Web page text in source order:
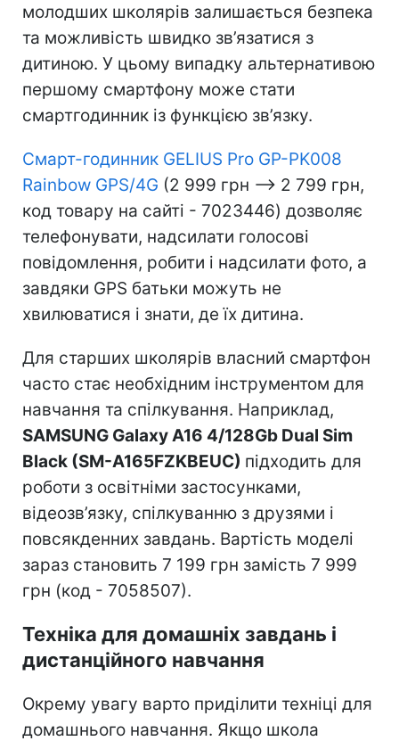
молодших школярів залишається безпека
та можливість швидко зв’язатися з
дитиною. У цьому випадку альтернативою
першому смартфону може стати
смартгодинник із функцією зв’язку.
Смарт-годинник GELIUS Pro GP-PK008
Rainbow GPS/4G (2 999 грн –> 2 799 грн,
код товару на сайті - 7023446) дозволяє
телефонувати, надсилати голосові
повідомлення, робити і надсилати фото, а
завдяки GPS батьки можуть не
хвилюватися і знати, де їх дитина.
Для старших школярів власний смартфон
часто стає необхідним інструментом для
навчання та спілкування. Наприклад,
SAMSUNG Galaxy A16 4/128Gb Dual Sim
Black (SM-A165FZKBEUC) підходить для
роботи з освітніми застосунками,
відеозв’язку, спілкуванню з друзями і
повсякденних завдань. Вартість моделі
зараз становить 7 199 грн замість 7 999
грн (код - 7058507).
Техніка для домашніх завдань і
дистанційного навчання
Окрему увагу варто приділити техніці для
домашнього навчання. Якщо школа